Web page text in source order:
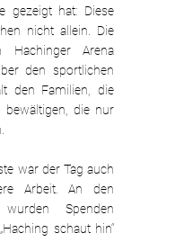
gezeigt hat: Diese
nicht allein. Die
Hachinger Arena
den sportlichen
den Familien, die
bewältigen, die nur
war der Tag auch
Arbeit. An den
Spenden
schaut hin“